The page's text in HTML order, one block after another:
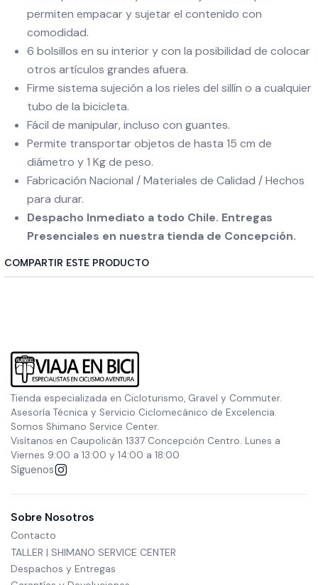
permiten empacar y sujetar el contenido con
comodidad.
6 bolsillos en su interior y con la posibilidad de colocar
otros artículos grandes afuera.
Firme sistema sujeción a los rieles del sillín o a cualquier
tubo de la bicicleta.
Fácil de manipular, incluso con guantes.
Permite transportar objetos de hasta 15 cm de
diámetro y 1 Kg de peso.
Fabricación Nacional / Materiales de Calidad / Hechos
para durar.
Despacho Inmediato a todo Chile. Entregas
Presenciales en nuestra tienda de Concepción.
COMPARTIR ESTE PRODUCTO
Tienda especializada en Cicloturismo, Gravel y Commuter.
Asesoría Técnica y Servicio Ciclomecánico de Excelencia.
Somos Shimano Service Center.
Visítanos en Caupolicán 1337 Concepción Centro. Lunes a
Viernes 9:00 a 13:00 y 14:00 a 18:00
Síguenos
Sobre Nosotros
Contacto
TALLER | SHIMANO SERVICE CENTER
Despachos y Entregas